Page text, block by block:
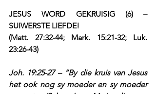
JESUS WORD GEKRUISIG (6) –
SUIWERSTE LIEFDE!
(Matt. 27:32-44; Mark. 15:21-32; Luk.
23:26-43)
Joh. 19:25-27 – “By die kruis van Jesus
het ook nog sy moeder en sy moeder